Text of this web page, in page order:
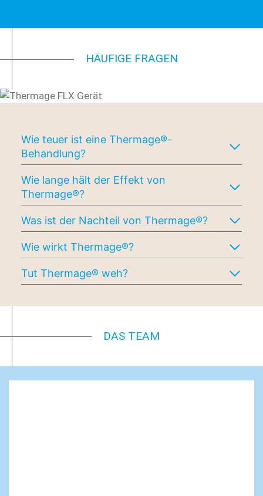
HÄUFIGE FRAGEN
Wie teuer ist eine Thermage®-
Behandlung?
Wie lange hält der Effekt von
Thermage®?
Was ist der Nachteil von Thermage®?
Wie wirkt Thermage®?
Tut Thermage® weh?
DAS TEAM